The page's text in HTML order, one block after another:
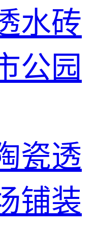
水砖
公园
瓷透
铺装